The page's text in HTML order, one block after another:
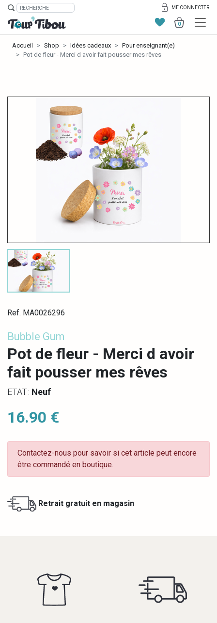
ME CONNECTER
0
Accueil Shop Idées cadeaux
Pour enseignant(e)
Pot de fleur - Merci d avoir fait pousser mes rêves
Ref. MA0026296
Bubble Gum
Pot de fleur - Merci d avoir
fait pousser mes rêves
ETAT : Neuf
16.90 €
Contactez-nous pour savoir si cet article peut encore
être commandé en boutique.
Retrait gratuit en magasin